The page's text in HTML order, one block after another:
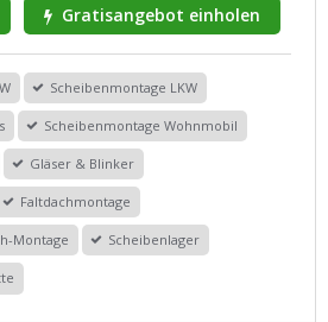
Gratisangebot einholen
Scheibenmontage LKW
Scheibenmontage Wohnmobil
Gläser & Blinker
Faltdachmontage
Montage Scheibenlager